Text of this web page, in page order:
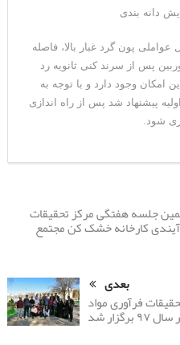
دانه بندی
پون گرد غبار بالا، فاصله
پس از سرند کنی ثانویه رد
امکان وجود دارد و با توجه به
پیشنهاد شد پس از راه اندازی
شود.
جلسه هفتگی مرکز تحقیقات
کارخانه خشک کن مجتمع
بعدی
فرآوری مواد
شد